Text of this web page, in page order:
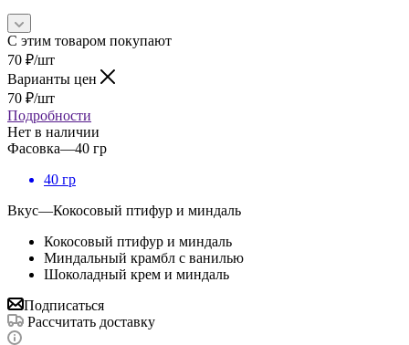
С этим товаром покупают
70 ₽/шт
Варианты цен
70 ₽/шт
Подробности
Нет в наличии
Фасовка—40 гр
40 гр
Вкус—Кокосовый птифур и миндаль
Кокосовый птифур и миндаль
Миндальный крамбл с ванилью
Шоколадный крем и миндаль
Подписаться
Рассчитать доставку